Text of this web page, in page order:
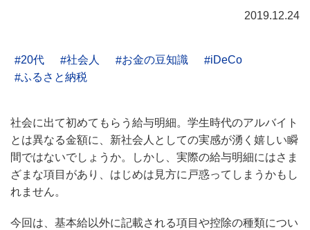
2019.12.24
20代 社会人 お金の豆知識
iDeCo
ふるさと納税
社会に出て初めてもらう給与明細。学生時代のアルバイト
とは異なる金額に、新社会人としての実感が湧く嬉しい瞬
間ではないでしょうか。しかし、実際の給与明細にはさま
ざまな項目があり、はじめは見方に戸惑ってしまうかもし
れません。
今回は、基本給以外に記載される項目や控除の種類につい